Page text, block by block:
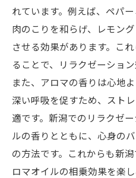
れています。例えば、ペパ
肉のこりを和らげ、レモン
させる効果があります。こ
ることで、リラクゼーショ
また、アロマの香りは心地
深い呼吸を促すため、スト
適です。新潟でのリラクゼ
ルの香りとともに、心身の
の方法です。これからも新
ロマオイルの相乗効果を楽